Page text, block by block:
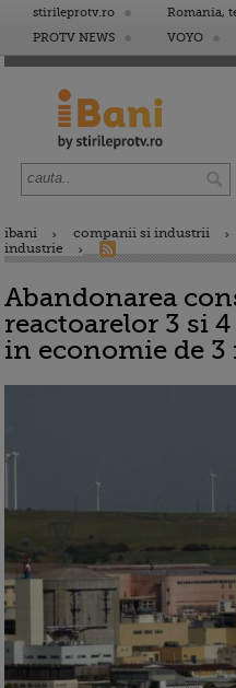
stirileprotv.ro Romania,
PROTV NEWS
VOYO
ibani
companii si industrii
industrie
Abandonarea
reactoarelor 3 si
in economie de 3